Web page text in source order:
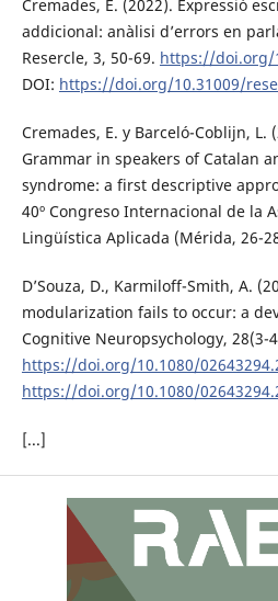
Cremades, E. (2022). Expressió
addicional: anàlisi d’errors en
Resercle, 3, 50-69. https://doi.org/
DOI: https://doi.org/10.31009/
Cremades, E. y Barceló-Coblijn, L.
Grammar in speakers of Catalan
syndrome: a first descriptive
40º Congreso Internacional de la
Lingüística Aplicada (Mérida, 26-
D’Souza, D., Karmiloff-Smith, A.
modularization fails to occur: a
Cognitive Neuropsychology, 28(3-
https://doi.org/10.1080/
https://doi.org/10.1080/
[...]